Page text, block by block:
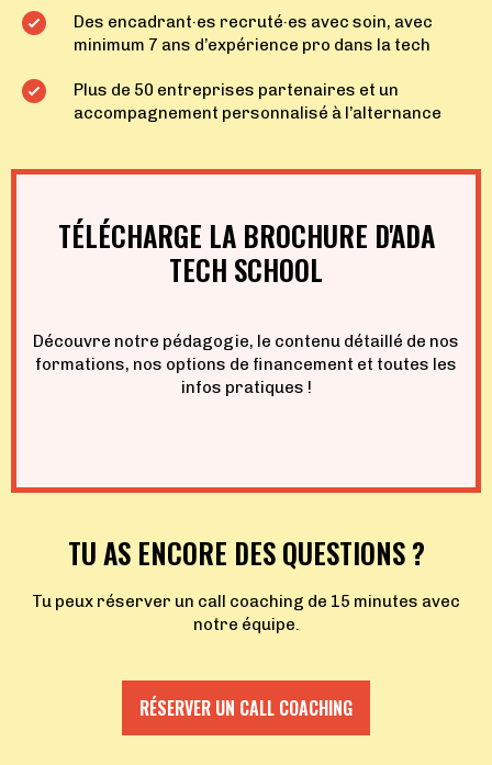
Des encadrant·es recruté·es avec soin, avec
minimum 7 ans d’expérience pro dans la tech
Plus de 50 entreprises partenaires et un
accompagnement personnalisé à l’alternance
TÉLÉCHARGE LA BROCHURE D'ADA
TECH SCHOOL
Découvre notre pédagogie, le contenu détaillé de nos
formations, nos options de financement et toutes les
infos pratiques !
TU AS ENCORE DES QUESTIONS ?
Tu peux réserver un call coaching de 15 minutes avec
notre équipe.
RÉSERVER UN CALL COACHING